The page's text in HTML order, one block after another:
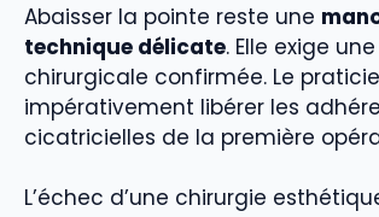
Abaisser la pointe reste une
technique délicate. Elle exige
chirurgicale confirmée. Le
impérativement libérer les
cicatricielles de la première
L’échec d’une chirurgie